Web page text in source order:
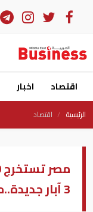
اقتصاد اخبار
الرئيسية اقتصاد
3 آبار جديدة..مطلع 2020